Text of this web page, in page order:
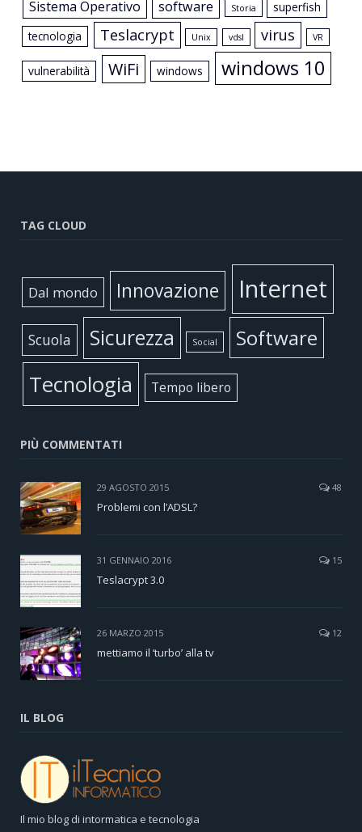
Sistema Operativo software Storia
superfish
tecnologia
Teslacrypt Unix vdsl virus VR
vulnerabilità WiFi windows windows 10
TAG CLOUD
Dal mondo Innovazione Internet
Scuola Sicurezza Social Software
Tecnologia Tempo libero
PIÙ COMMENTATI
29 AGOSTO 2015 48
Problemi con l’ADSL?
31 GENNAIO 2016 15
Teslacrypt 3.0
26 MARZO 2015 12
mettiamo il ‘turbo’ alla tv
IL BLOG
Il mio blog di intormatica e tecnologia